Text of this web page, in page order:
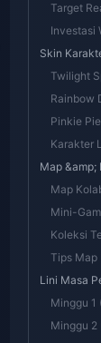
Target
Investasi
Skin
Twilight
Rainbow
Pinkie Pie
Karakter
Map &amp;
Map
Mini-
Koleksi
Tips Map
Lini Masa
Minggu 1
Minggu 2